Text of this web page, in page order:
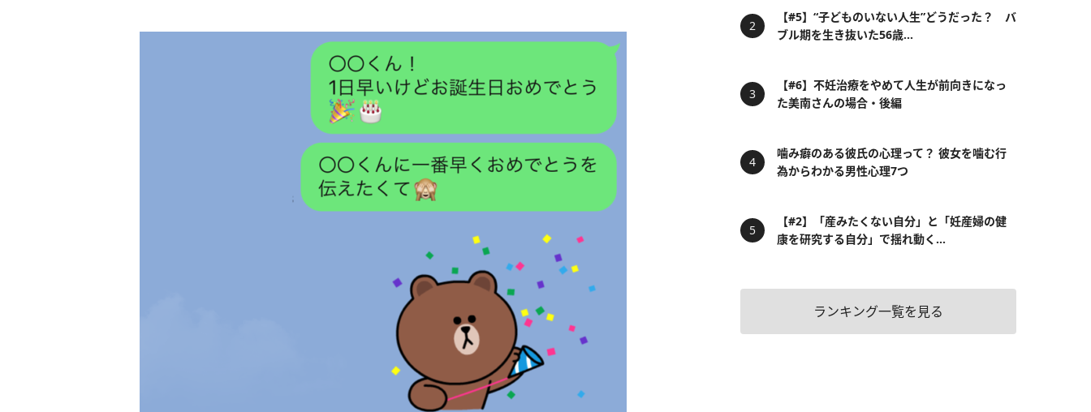
【#5】“子どものいない人生”どうだった？ バ
ブル期を生き抜いた56歳...
【#6】不妊治療をやめて人生が前向きになっ
た美南さんの場合・後編
噛み癖のある彼氏の心理って？ 彼女を噛む行
為からわかる男性心理7つ
【#2】「産みたくない自分」と「妊産婦の健
康を研究する自分」で揺れ動く...
ランキング一覧を見る